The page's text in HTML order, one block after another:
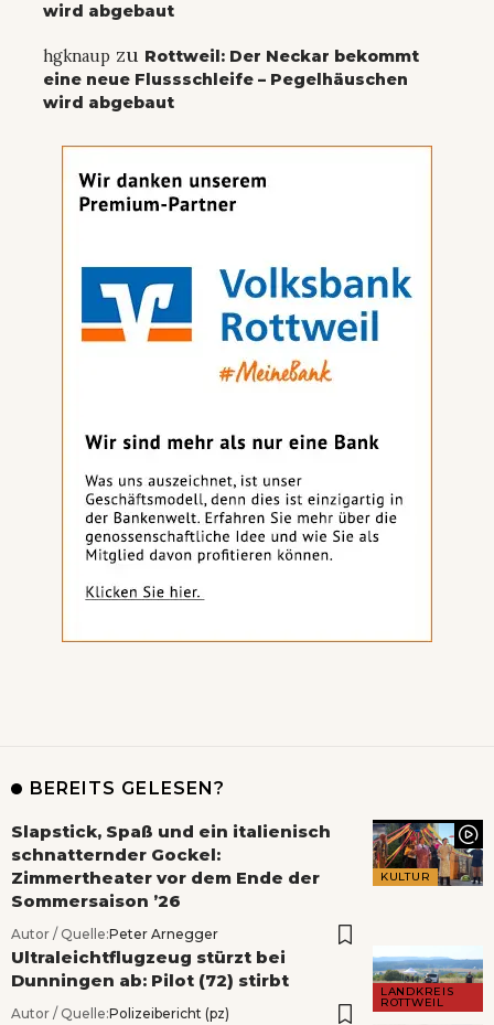
wird abgebaut
hgknaup zu Rottweil: Der Neckar bekommt
eine neue Flussschleife – Pegelhäuschen
wird abgebaut
BEREITS GELESEN?
KULTUR
Slapstick, Spaß und ein italienisch
schnatternder Gockel:
Zimmertheater vor dem Ende der
Sommersaison ’26
Autor / Quelle:Peter Arnegger
LANDKREIS
ROTTWEIL
Ultraleichtflugzeug stürzt bei
Dunningen ab: Pilot (72) stirbt
Autor / Quelle:Polizeibericht (pz)